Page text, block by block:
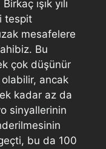
ışık yılı
tespit
mesafelere
Bu
çok düşünür
olabilir, ancak
kadar az da
sinyallerinin
bu da 100